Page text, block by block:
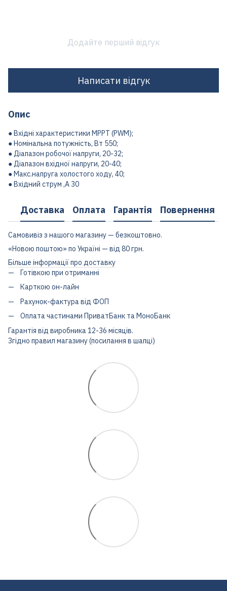
Додайте перший відгук
Написати відгук
Опис
● Вхідні характеристики МРРТ (PWM);
● Номінальна потужність, Вт 550;
● Діапазон робочої напруги, 20-32;
● Діапазон вхідної напруги, 20-40;
● Макс.напруга холостого ходу, 40;
● Вхідний струм ,А 30
Доставка Оплата Гарантія Повернення
Самовивіз з нашого магазину — безкоштовно.
«Новою поштою» по Україні — від 80 грн.
Більше інформації про доставку
Готівкою при отриманні
Карткою он-лайн
Рахунок-фактура від ФОП
Оплата частинами ПриватБанк та МоноБанк
Гарантія від виробника 12-36 місяців.
Згідно правил магазину (посилання в шапці)